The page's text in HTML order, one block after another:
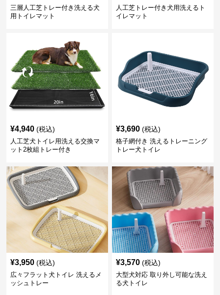
三層人工芝トレー付き洗える犬
用トイレマット
人工芝トレー付き犬用洗えるト
イレマット
¥4,940 (税込)
人工芝犬トイレ用洗える交換マ
ット2枚組トレー付き
¥3,690 (税込)
格子網付き 洗えるトレーニング
トレー犬トイレ
¥3,950 (税込)
広々フラット犬トイレ 洗えるメ
ッシュトレー
¥3,570 (税込)
大型犬対応 取り外し可能な洗え
る犬トイレ